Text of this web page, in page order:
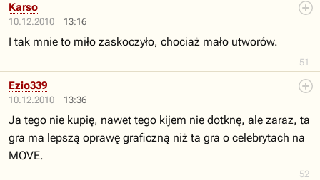
10.12.2010 13:16
51
Karso
I tak mnie to miło zaskoczyło, chociaż mało utworów.
10.12.2010 13:36
52
Ezio339
Ja tego nie kupię, nawet tego kijem nie dotknę, ale zaraz, ta
gra ma lepszą oprawę graficzną niż ta gra o celebrytach na
MOVE.